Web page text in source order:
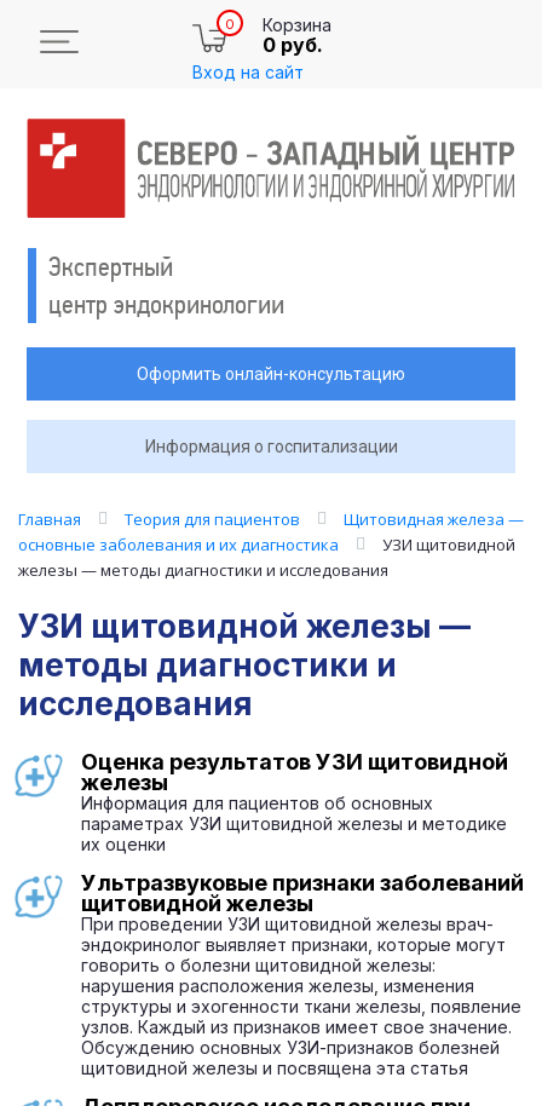
0 Корзина
0 руб.
Вход на сайт
Экспертный
центр эндокринологии
Оформить онлайн-консультацию
Информация о госпитализации
Главная Теория для пациентов
Щитовидная железа —
основные заболевания и их диагностика
УЗИ щитовидной
железы — методы диагностики и исследования
УЗИ щитовидной железы —
методы диагностики и
исследования
Оценка результатов УЗИ щитовидной
железы
Информация для пациентов об основных
параметрах УЗИ щитовидной железы и методике
их оценки
Ультразвуковые признаки заболеваний
щитовидной железы
При проведении УЗИ щитовидной железы врач-
эндокринолог выявляет признаки, которые могут
говорить о болезни щитовидной железы:
нарушения расположения железы, изменения
структуры и эхогенности ткани железы, появление
узлов. Каждый из признаков имеет свое значение.
Обсуждению основных УЗИ-признаков болезней
щитовидной железы и посвящена эта статья